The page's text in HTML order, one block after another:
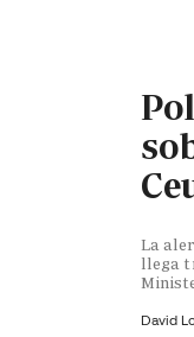
La
llega
David